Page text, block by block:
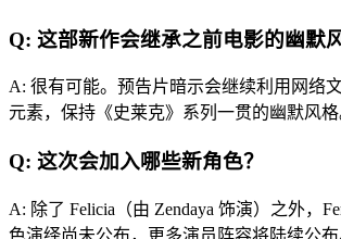
Q: 这部新作会继承之前电影的幽默
A: 很有可能。预告片暗示会继续利用网络
元素，保持《史莱克》系列一贯的幽默风格
Q: 这次会加入哪些新角色？
A: 除了 Felicia（由 Zendaya 饰演）之外，
色演绎尚未公布，更多演员阵容将陆续公布